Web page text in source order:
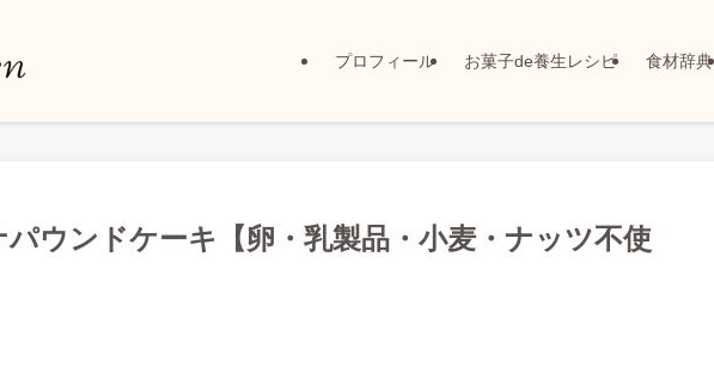
プロフィール お菓子de養生レシピ 食材辞典
ウンドケーキ【卵・乳製品・小麦・ナッツ不使